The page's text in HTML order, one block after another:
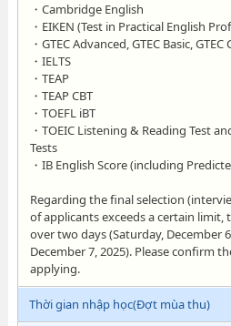
・Cambridge English
・EIKEN (Test in Practical English
・GTEC Advanced, GTEC Basic, GTEC
・IELTS
・TEAP
・TEAP CBT
・TOEFL iBT
・TOEIC Listening & Reading Test
Tests
・IB English Score (including
Regarding the final selection
of applicants exceeds a certain limit,
over two days (Saturday, December
December 7, 2025). Please confirm
applying.
Thời gian nhập học(Đợt mùa thu)